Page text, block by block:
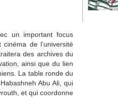
un important focus
de l’université
des archives du
ainsi que du lien
La table ronde du
Abu Ali, qui
et qui coordonne